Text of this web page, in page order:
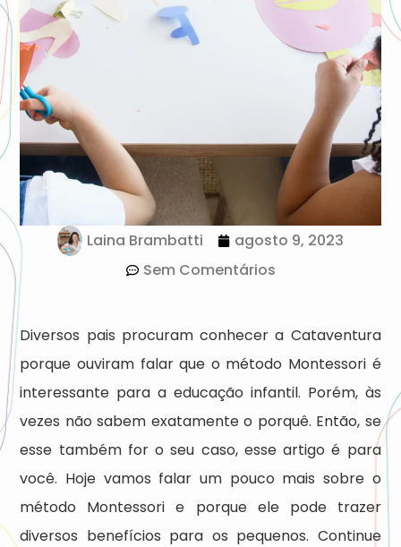
Laina Brambatti
agosto 9, 2023
Sem Comentários
Diversos pais procuram conhecer a Cataventura
porque ouviram falar que o método Montessori é
interessante para a educação infantil. Porém, às
vezes não sabem exatamente o porquê. Então, se
esse também for o seu caso, esse artigo é para
você. Hoje vamos falar um pouco mais sobre o
método Montessori e porque ele pode trazer
diversos benefícios para os pequenos. Continue